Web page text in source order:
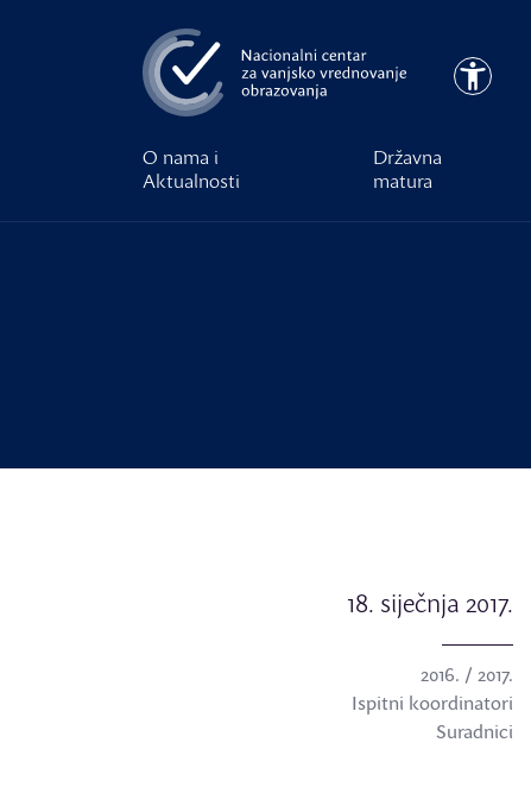
O nama i
Aktualnosti
Državna
matura
18. siječnja 2017.
2016. / 2017.
Ispitni koordinatori
Suradnici